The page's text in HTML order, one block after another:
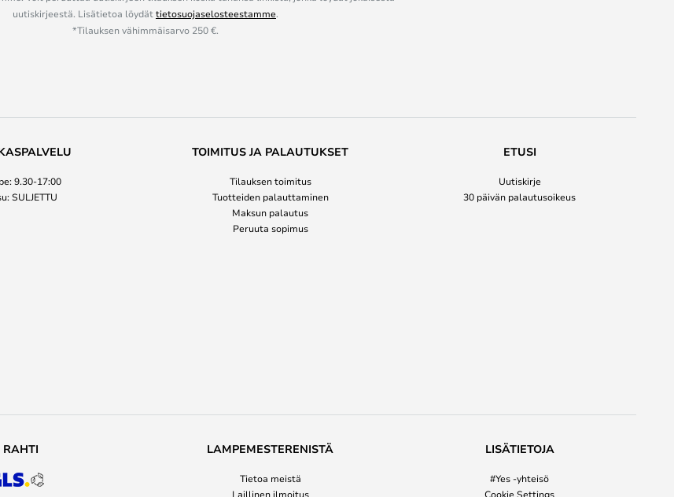
uutiskirjeestä. Lisätietoa löydättietosuojaselosteestamme.
*Tilauksen vähimmäisarvo 250 €.
9.30-17:00
SULJETTU
TOIMITUS JA PALAUTUKSET
Tilauksen toimitus
Tuotteiden palauttaminen
Maksun palautus
Peruuta sopimus
ETUSI
Uutiskirje
30 päivän palautusoikeus
RAHTI LAMPEMESTERENISTÄ
Tietoa meistä
Laillinen ilmoitus
LISÄTIETOJA
#Yes -yhteisö
Cookie Settings